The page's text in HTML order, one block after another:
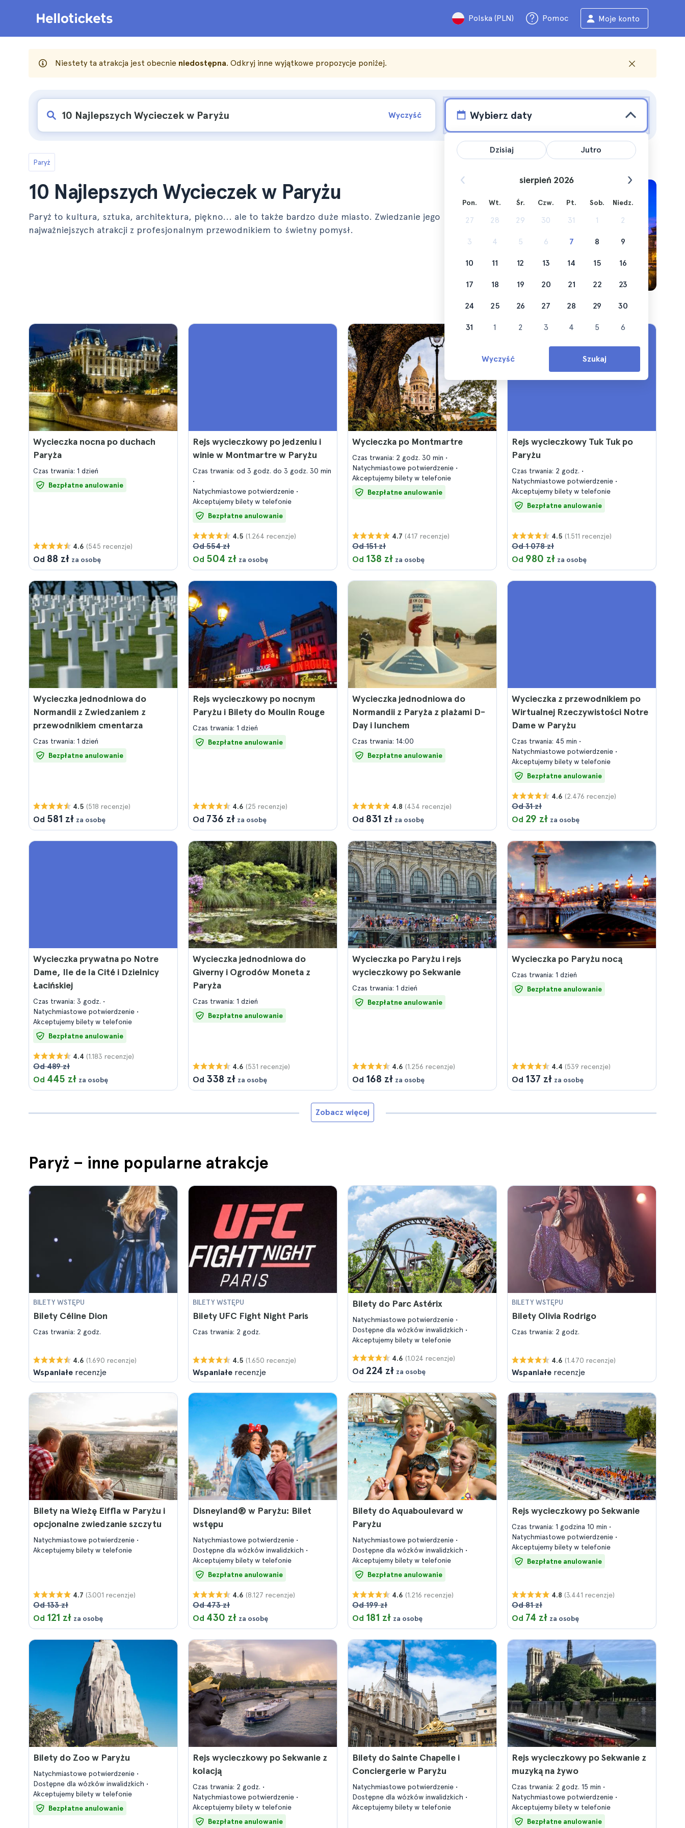
Polska (PLN) Pomoc Moje konto
Niestety ta atrakcja jest obecnie niedostępna. Odkryj inne wyjątkowe propozycje poniżej.
Wyczyść Wybierz daty
Paryż
10 Najlepszych Wycieczek w Paryżu
Paryż to kultura, sztuka, architektura, piękno... ale to także bardzo duże miasto. Zwiedzanie jego
najważniejszych atrakcji z profesjonalnym przewodnikiem to świetny pomysł.
Wycieczka nocna po duchach
Paryża
Czas trwania: 1 dzień
Bezpłatne anulowanie
4.6 (545 recenzje)
Od 88 zł za osobę
Rejs wycieczkowy po jedzeniu i
winie w Montmartre w Paryżu
Czas trwania: od 3 godz. do 3 godz. 30 min
Natychmiastowe potwierdzenie
Akceptujemy bilety w telefonie
Bezpłatne anulowanie
4.5 (1.264 recenzje)
Od 554 zł
Od 504 zł za osobę
Wycieczka po Montmartre
Czas trwania: 2 godz. 30 min
Natychmiastowe potwierdzenie
Akceptujemy bilety w telefonie
Bezpłatne anulowanie
4.7 (417 recenzje)
Od 151 zł
Od 138 zł za osobę
Rejs wycieczkowy Tuk Tuk po
Paryżu
Czas trwania: 2 godz.
Natychmiastowe potwierdzenie
Akceptujemy bilety w telefonie
Bezpłatne anulowanie
4.5 (1.511 recenzje)
Od 1 078 zł
Od 980 zł za osobę
Wycieczka jednodniowa do
Normandii z Zwiedzaniem z
przewodnikiem cmentarza
Czas trwania: 1 dzień
Bezpłatne anulowanie
4.5 (518 recenzje)
Od 581 zł za osobę
Rejs wycieczkowy po nocnym
Paryżu i Bilety do Moulin Rouge
Czas trwania: 1 dzień
Bezpłatne anulowanie
4.6 (25 recenzje)
Od 736 zł za osobę
Wycieczka jednodniowa do
Normandii z Paryża z plażami D-
Day i lunchem
Czas trwania: 14:00
Bezpłatne anulowanie
4.8 (434 recenzje)
Od 831 zł za osobę
Wycieczka z przewodnikiem po
Wirtualnej Rzeczywistości Notre
Dame w Paryżu
Czas trwania: 45 min
Natychmiastowe potwierdzenie
Akceptujemy bilety w telefonie
Bezpłatne anulowanie
4.6 (2.476 recenzje)
Od 31 zł
Od 29 zł za osobę
Wycieczka prywatna po Notre
Dame, Ile de la Cité i Dzielnicy
Łacińskiej
Czas trwania: 3 godz.
Natychmiastowe potwierdzenie
Akceptujemy bilety w telefonie
Bezpłatne anulowanie
4.4 (1.183 recenzje)
Od 489 zł
Od 445 zł za osobę
Wycieczka jednodniowa do
Giverny i Ogrodów Moneta z
Paryża
Czas trwania: 1 dzień
Bezpłatne anulowanie
4.6 (531 recenzje)
Od 338 zł za osobę
Wycieczka po Paryżu i rejs
wycieczkowy po Sekwanie
Czas trwania: 1 dzień
Bezpłatne anulowanie
4.6 (1.256 recenzje)
Od 168 zł za osobę
Wycieczka po Paryżu nocą
Czas trwania: 1 dzień
Bezpłatne anulowanie
4.4 (539 recenzje)
Od 137 zł za osobę
Zobacz więcej
Paryż – inne popularne atrakcje
BILETY WSTĘPU
Bilety Céline Dion
Czas trwania: 2 godz.
4.6 (1.690 recenzje)
Wspaniałe recenzje
BILETY WSTĘPU
Bilety UFC Fight Night Paris
Czas trwania: 2 godz.
4.5 (1.650 recenzje)
Wspaniałe recenzje
Bilety do Parc Astérix
Natychmiastowe potwierdzenie
Dostępne dla wózków inwalidzkich
Akceptujemy bilety w telefonie
4.6 (1.024 recenzje)
Od 224 zł za osobę
BILETY WSTĘPU
Bilety Olivia Rodrigo
Czas trwania: 2 godz.
4.6 (1.470 recenzje)
Wspaniałe recenzje
Bilety na Wieżę Eiffla w Paryżu i
opcjonalne zwiedzanie szczytu
Natychmiastowe potwierdzenie
Akceptujemy bilety w telefonie
4.7 (3.001 recenzje)
Od 133 zł
Od 121 zł za osobę
Disneyland® w Paryżu: Bilet
wstępu
Natychmiastowe potwierdzenie
Dostępne dla wózków inwalidzkich
Akceptujemy bilety w telefonie
Bezpłatne anulowanie
4.6 (8.127 recenzje)
Od 473 zł
Od 430 zł za osobę
Bilety do Aquaboulevard w
Paryżu
Natychmiastowe potwierdzenie
Dostępne dla wózków inwalidzkich
Akceptujemy bilety w telefonie
Bezpłatne anulowanie
4.6 (1.216 recenzje)
Od 199 zł
Od 181 zł za osobę
Rejs wycieczkowy po Sekwanie
Czas trwania: 1 godzina 10 min
Natychmiastowe potwierdzenie
Akceptujemy bilety w telefonie
Bezpłatne anulowanie
4.8 (3.441 recenzje)
Od 81 zł
Od 74 zł za osobę
Bilety do Zoo w Paryżu
Natychmiastowe potwierdzenie
Dostępne dla wózków inwalidzkich
Akceptujemy bilety w telefonie
Bezpłatne anulowanie
Rejs wycieczkowy po Sekwanie z
kolacją
Czas trwania: 2 godz.
Natychmiastowe potwierdzenie
Akceptujemy bilety w telefonie
Bezpłatne anulowanie
Bilety do Sainte Chapelle i
Conciergerie w Paryżu
Natychmiastowe potwierdzenie
Dostępne dla wózków inwalidzkich
Akceptujemy bilety w telefonie
Rejs wycieczkowy po Sekwanie z
muzyką na żywo
Czas trwania: 2 godz. 15 min
Natychmiastowe potwierdzenie
Akceptujemy bilety w telefonie
Bezpłatne anulowanie
Dzisiaj Jutro
sierpień 2026
Pon. Wt. Śr. Czw. Pt. Sob. Niedz.
27 28 29 30 31 1 2
3 4 5 6 7 8 9
10 11 12 13 14 15 16
17 18 19 20 21 22 23
24 25 26 27 28 29 30
31 1 2 3 4 5 6
Wyczyść Szukaj